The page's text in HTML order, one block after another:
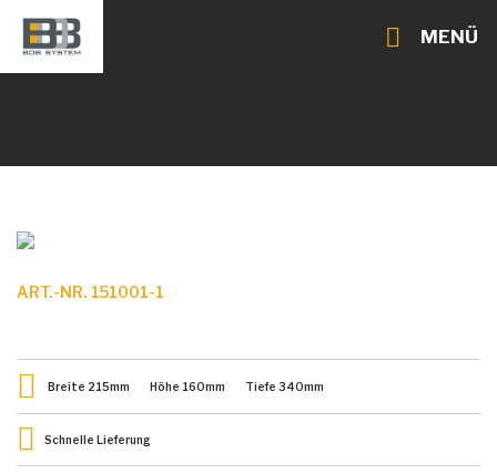
MENÜ
ART.-NR. 151001-1
Breite 215mm Höhe 160mm Tiefe 340mm
Schnelle Lieferung